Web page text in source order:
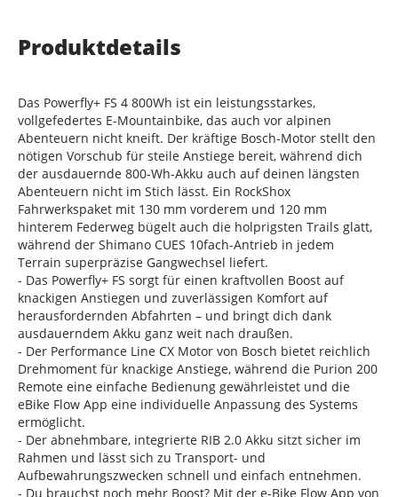
Produktdetails
Das Powerfly+ FS 4 800Wh ist ein leistungsstarkes,
vollgefedertes E-Mountainbike, das auch vor alpinen
Abenteuern nicht kneift. Der kräftige Bosch-Motor stellt den
nötigen Vorschub für steile Anstiege bereit, während dich
der ausdauernde 800-Wh-Akku auch auf deinen längsten
Abenteuern nicht im Stich lässt. Ein RockShox
Fahrwerkspaket mit 130 mm vorderem und 120 mm
hinterem Federweg bügelt auch die holprigsten Trails glatt,
während der Shimano CUES 10fach-Antrieb in jedem
Terrain superpräzise Gangwechsel liefert.
- Das Powerfly+ FS sorgt für einen kraftvollen Boost auf
knackigen Anstiegen und zuverlässigen Komfort auf
herausfordernden Abfahrten – und bringt dich dank
ausdauerndem Akku ganz weit nach draußen.
- Der Performance Line CX Motor von Bosch bietet reichlich
Drehmoment für knackige Anstiege, während die Purion 200
Remote eine einfache Bedienung gewährleistet und die
eBike Flow App eine individuelle Anpassung des Systems
ermöglicht.
- Der abnehmbare, integrierte RIB 2.0 Akku sitzt sicher im
Rahmen und lässt sich zu Transport- und
Aufbewahrungszwecken schnell und einfach entnehmen.
- Du brauchst noch mehr Boost? Mit der e-Bike Flow App von